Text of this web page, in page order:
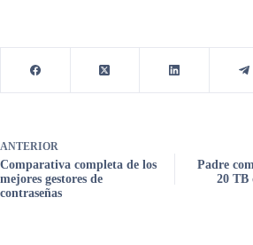
ANTERIOR
Comparativa completa de los
mejores gestores de
contraseñas
Padre
20 TB